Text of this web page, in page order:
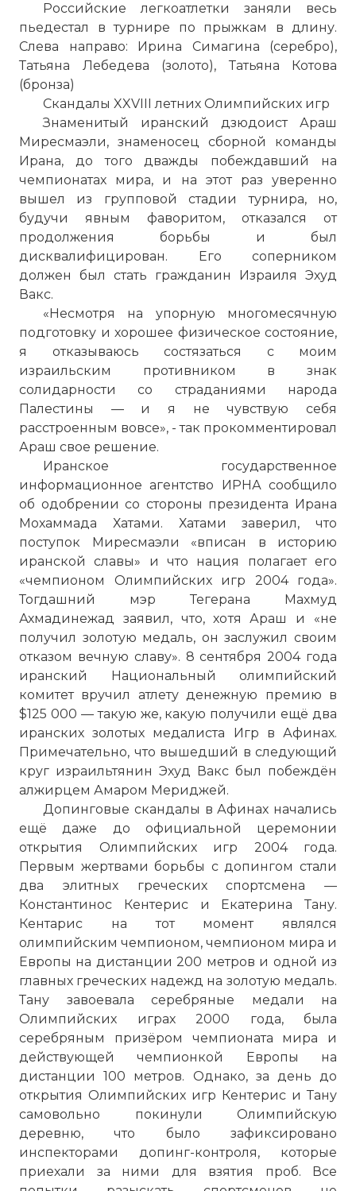
Российские легкоатлетки заняли весь
пьедестал в турнире по прыжкам в длину.
Слева направо: Ирина Симагина (серебро),
Татьяна Лебедева (золото), Татьяна Котова
(бронза)
Скандалы XXVIII летних Олимпийских игр
Знаменитый иранский дзюдоист Араш
Миресмаэли, знаменосец сборной команды
Ирана, до того дважды побеждавший на
чемпионатах мира, и на этот раз уверенно
вышел из групповой стадии турнира, но,
будучи явным фаворитом, отказался от
продолжения борьбы и был
дисквалифицирован. Его соперником
должен был стать гражданин Израиля Эхуд
Вакс.
«Несмотря на упорную многомесячную
подготовку и хорошее физическое состояние,
я отказываюсь состязаться с моим
израильским противником в знак
солидарности со страданиями народа
Палестины — и я не чувствую себя
расстроенным вовсе», - так прокомментировал
Араш свое решение.
Иранское государственное
информационное агентство ИРНА сообщило
об одобрении со стороны президента Ирана
Мохаммада Хатами. Хатами заверил, что
поступок Миресмаэли «вписан в историю
иранской славы» и что нация полагает его
«чемпионом Олимпийских игр 2004 года».
Тогдашний мэр Тегерана Махмуд
Ахмадинежад заявил, что, хотя Араш и «не
получил золотую медаль, он заслужил своим
отказом вечную славу». 8 сентября 2004 года
иранский Национальный олимпийский
комитет вручил атлету денежную премию в
$125 000 — такую же, какую получили ещё два
иранских золотых медалиста Игр в Афинах.
Примечательно, что вышедший в следующий
круг израильтянин Эхуд Вакс был побеждён
алжирцем Амаром Мериджей.
Допинговые скандалы в Афинах начались
ещё даже до официальной церемонии
открытия Олимпийских игр 2004 года.
Первым жертвами борьбы с допингом стали
два элитных греческих спортсмена —
Константинос Кентерис и Екатерина Тану.
Кентарис на тот момент являлся
олимпийским чемпионом, чемпионом мира и
Европы на дистанции 200 метров и одной из
главных греческих надежд на золотую медаль.
Тану завоевала серебряные медали на
Олимпийских играх 2000 года, была
серебряным призёром чемпионата мира и
действующей чемпионкой Европы на
дистанции 100 метров. Однако, за день до
открытия Олимпийских игр Кентерис и Тану
самовольно покинули Олимпийскую
деревню, что было зафиксировано
инспекторами допинг-контроля, которые
приехали за ними для взятия проб. Все
☓
А в 2004 году в Афинах состоялись XXVIII
Летние Олимпийские Игры, названные
во всем мире как "незабываемые игры,
игры мечты".
Фото статьи: